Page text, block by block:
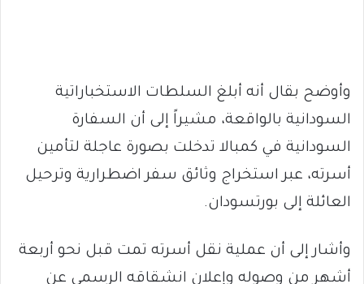
وأوضح بقال أنه أبلغ السلطات الاستخباراتية
السودانية بالواقعة، مشيراً إلى أن السفارة
السودانية في كمبالا تدخلت بصورة عاجلة لتأمين
أسرته، عبر استخراج وثائق سفر اضطرارية وترحيل
العائلة إلى بورتسودان.
وأشار إلى أن عملية نقل أسرته تمت قبل نحو أربعة
أشهر من وصوله وإعلان انشقاقه الرسمي عن